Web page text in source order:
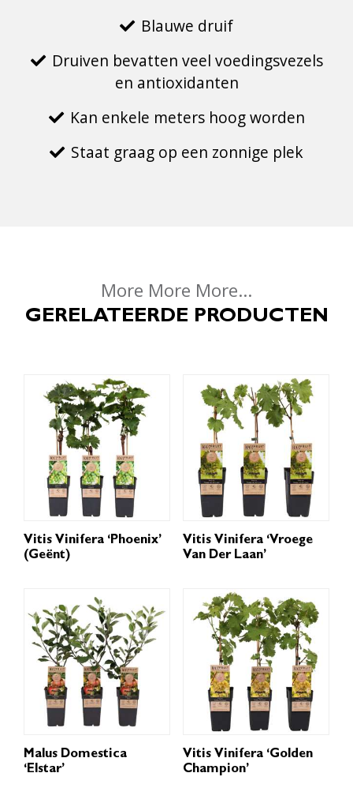
Blauwe druif
Druiven bevatten veel voedingsvezels
en antioxidanten
Kan enkele meters hoog worden
Staat graag op een zonnige plek
More More More...
GERELATEERDE PRODUCTEN
Vitis Vinifera ‘Phoenix’
(geënt)
Vitis Vinifera ‘Vroege
Van Der Laan’
Malus Domestica
‘Elstar’
Vitis Vinifera ‘Golden
Champion’